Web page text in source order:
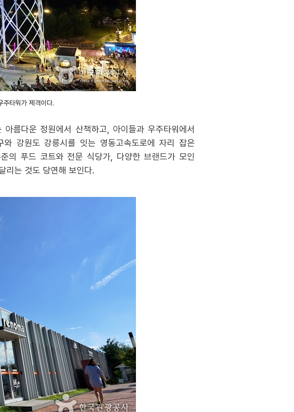
주타워가 제격이다.
름다운 정원에서 산책하고, 아이들과 우주타워에서
강원도 강릉시를 잇는 영동고속도로에 자리 잡은
의 푸드 코트와 전문 식당가, 다양한 브랜드가 모인
리는 것도 당연해 보인다.